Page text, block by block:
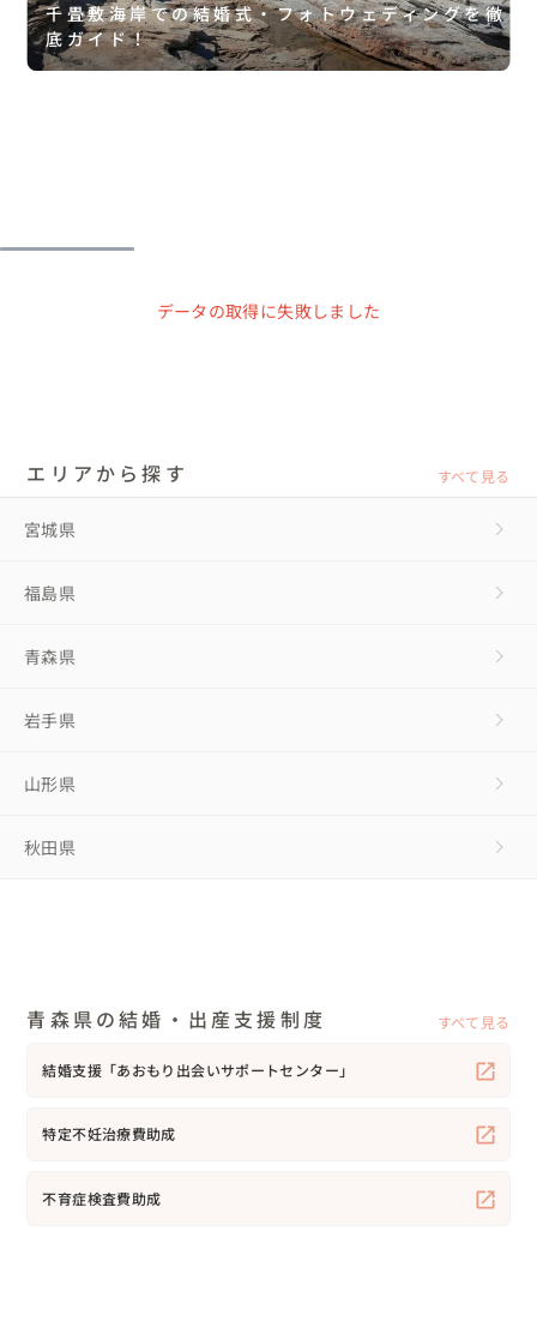
千畳敷海岸での結婚式・フォトウェディングを徹
底ガイド！
データの取得に失敗しました
エリアから探す すべて見る
宮城県
福島県
青森県
岩手県
山形県
秋田県
青森県の結婚・出産支援制度 すべて見る
結婚支援「あおもり出会いサポートセンター」
特定不妊治療費助成
不育症検査費助成